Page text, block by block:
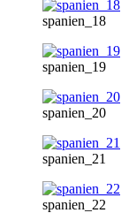
spanien_18
spanien_19
spanien_20
spanien_21
spanien_22